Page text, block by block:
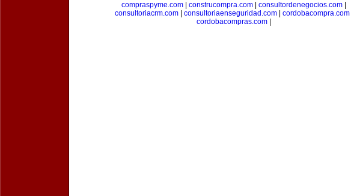
compraspyme.com
construcompra.com consultordenegocios.com
consultoriacrm.com| consultoriaenseguridad.com| cordobacompra.com|
cordobacompras.com